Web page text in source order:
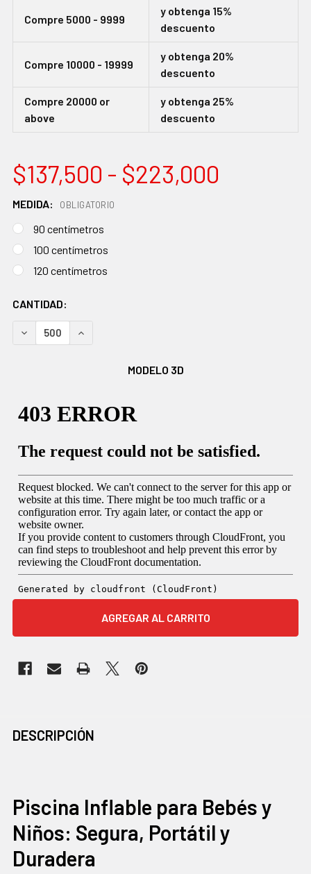
Compre 5000 - 9999
y obtenga 15%
descuento
Compre 10000 - 19999
y obtenga 20%
descuento
Compre 20000 or
above
y obtenga 25%
descuento
$137,500 - $223,000
MEDIDA: OBLIGATORIO
90 centímetros
100 centímetros
120 centímetros
EXISTENCIAS
ACTUALES:
CANTIDAD:
DISMINUIR CANTIDAD:AUMENTAR CANTIDAD:
MODELO 3D
JUNTOS
SELECCIONAR
TODO
DESCRIPCIÓN
Piscina Inflable para Bebés y
Niños: Segura, Portátil y
Duradera